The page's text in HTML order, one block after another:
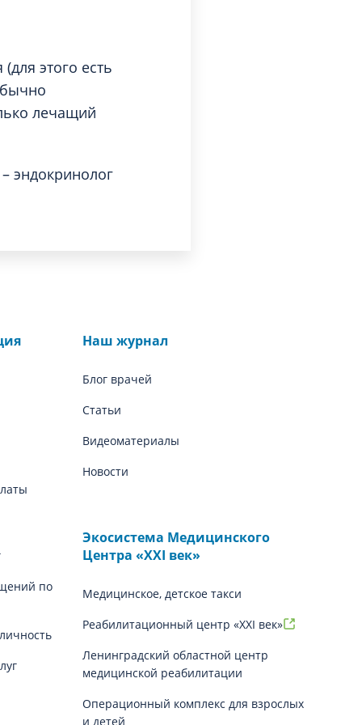
этого есть
лечащий
эндокринолог
по
Наш журнал
Блог врачей
Статьи
Видеоматериалы
Новости
Экосистема Медицинского
Центра «‎XXI век»
Медицинское, детское такси
Реабилитационный центр «XXI век»
Ленинградский областной центр
медицинской реабилитации
Операционный комплекс для взрослых
и детей